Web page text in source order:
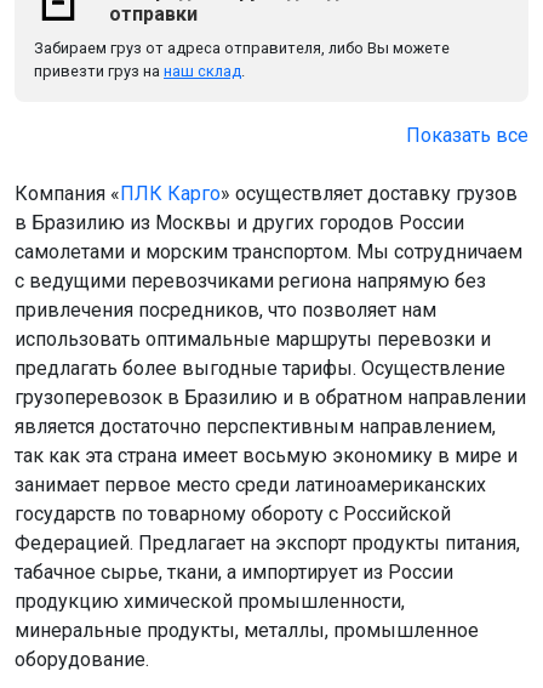
отправки
Забираем груз от адреса отправителя, либо Вы можете
привезти груз на наш склад.
Показать все
Компания «ПЛК Карго» осуществляет доставку грузов
в Бразилию из Москвы и других городов России
самолетами и морским транспортом. Мы сотрудничаем
с ведущими перевозчиками региона напрямую без
привлечения посредников, что позволяет нам
использовать оптимальные маршруты перевозки и
предлагать более выгодные тарифы. Осуществление
грузоперевозок в Бразилию и в обратном направлении
является достаточно перспективным направлением,
так как эта страна имеет восьмую экономику в мире и
занимает первое место среди латиноамериканских
государств по товарному обороту с Российской
Федерацией. Предлагает на экспорт продукты питания,
табачное сырье, ткани, а импортирует из России
продукцию химической промышленности,
минеральные продукты, металлы, промышленное
оборудование.